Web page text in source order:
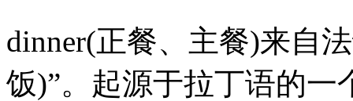
dinner(正餐、主餐)来自
饭)”。起源于拉丁语的一